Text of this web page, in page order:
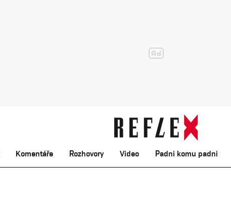
Komentáře Rozhovory Video Padni komu padni